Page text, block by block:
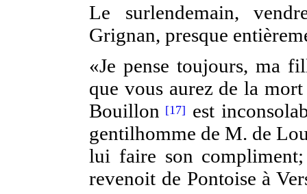
Le surlendemain,
Grignan, presque
«Je pense toujours, ma
que vous aurez de la
Bouillon [17] est
gentilhomme de M. de
lui faire son
revenoit de Pontoise à